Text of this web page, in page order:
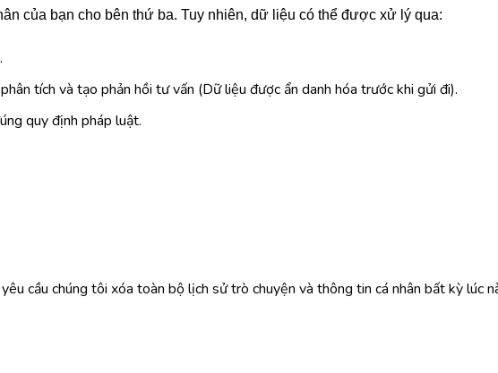
của bạn cho bên thứ ba. Tuy nhiên, dữ liệu có thể được xử lý qua:
tích và tạo phản hồi tư vấn (Dữ liệu được ẩn danh hóa trước khi gửi đi).
quy định pháp luật.
cầu chúng tôi xóa toàn bộ lịch sử trò chuyện và thông tin cá nhân bất kỳ lúc